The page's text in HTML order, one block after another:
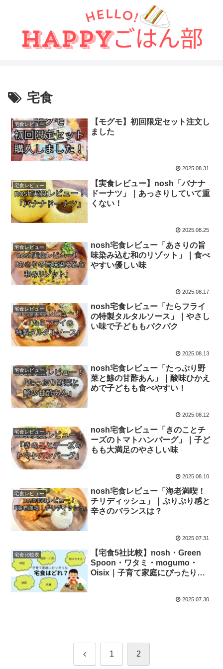
宅食
宅食レビュー
【モグモ】初回限定セット注文し
ました
2025.08.31
宅食レビュー
【実食レビュー】nosh「バナナ
ドーナツ」｜あっさりしていて重
くない！
2025.08.25
宅食レビュー
nosh宅食レビュー「あさりの旨
味染み込む和のリゾット」｜食べ
やすい優しい味
2025.08.17
宅食レビュー
nosh宅食レビュー「たらフライ
の特製タルタルソース」｜やさし
い味で子どももパクパク
2025.08.13
宅食レビュー
nosh宅食レビュー「たっぷり野
菜と鯵の甘酢あん」｜酸味ひかえ
めで子どもも食べやすい！
2025.08.12
宅食レビュー
nosh宅食レビュー「きのことチ
ーズのトマトハンバーグ」｜子ど
もも大満足のやさしい味
2025.08.10
宅食レビュー
nosh宅食レビュー「海老満喫！
チリディッシュ」｜ぷりぷり感と
辛さのバランスは？
2025.07.31
宅食比較表
【宅食5社比較】nosh・Green
Spoon・ワタミ・mogumo・
Oisix｜子育て家庭にぴったりな
2025.07.30
前 1 2